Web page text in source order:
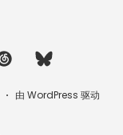
由 WordPress 驱动